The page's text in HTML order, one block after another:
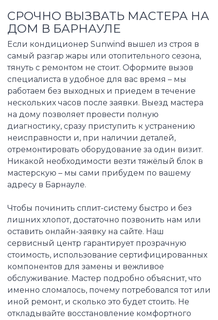
СРОЧНО ВЫЗВАТЬ МАСТЕРА НА
ДОМ В БАРНАУЛЕ
Если кондиционер Sunwind вышел из строя в
самый разгар жары или отопительного сезона,
тянуть с ремонтом не стоит. Оформите вызов
специалиста в удобное для вас время – мы
работаем без выходных и приедем в течение
нескольких часов после заявки. Выезд мастера
на дому позволяет провести полную
диагностику, сразу приступить к устранению
неисправности и, при наличии деталей,
отремонтировать оборудование за один визит.
Никакой необходимости везти тяжёлый блок в
мастерскую – мы сами прибудем по вашему
адресу в Барнауле.
Чтобы починить сплит-систему быстро и без
лишних хлопот, достаточно позвонить нам или
оставить онлайн-заявку на сайте. Наш
сервисный центр гарантирует прозрачную
стоимость, использование сертифицированных
компонентов для замены и вежливое
обслуживание. Мастер подробно объяснит, что
именно сломалось, почему потребовался тот или
иной ремонт, и сколько это будет стоить. Не
откладывайте восстановление комфортного